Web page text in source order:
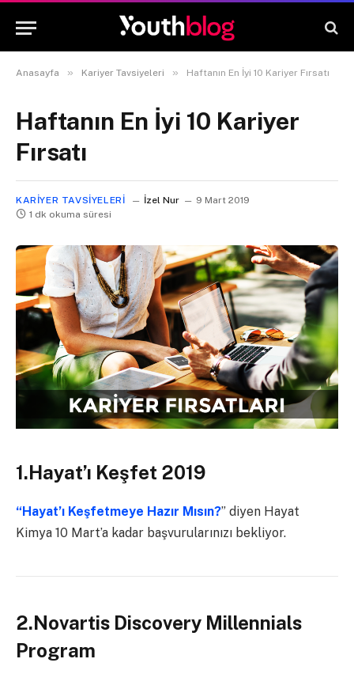
Anasayfa » Kariyer Tavsiyeleri » Haftanın En İyi 10 Kariyer Fırsatı
Haftanın En İyi 10 Kariyer
Fırsatı
KARIYER TAVSIYELERI İzel Nur
9 Mart 2019
1 dk okuma süresi
1.Hayat’ı Keşfet 2019
“Hayat’ı Keşfetmeye Hazır Mısın?” diyen Hayat
Kimya 10 Mart’a kadar başvurularınızı bekliyor.
2.Novartis Discovery Millennials
Program